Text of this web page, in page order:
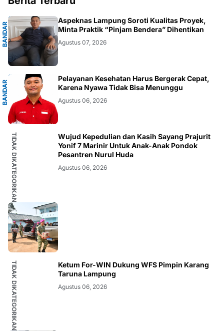
B
A
N
D
A
R
L
A
M
P
U
NG
Aspeknas Lampung Soroti Kualitas Proyek,
Minta Praktik “Pinjam Bendera” Dihentikan
Agustus 07, 2026
B
A
N
D
A
R
L
A
M
P
U
N
Pelayanan Kesehatan Harus Bergerak Cepat,
Karena Nyawa Tidak Bisa Menunggu
Agustus 06, 2026
TIDAK DIKATEGORIKAN
Wujud Kepedulian dan Kasih Sayang Prajurit
Yonif 7 Marinir Untuk Anak-Anak Pondok
Pesantren Nurul Huda
Agustus 06, 2026
TIDAK DIKATEGORIKAN
Ketum For-WIN Dukung WFS Pimpin Karang
Taruna Lampung
Agustus 06, 2026